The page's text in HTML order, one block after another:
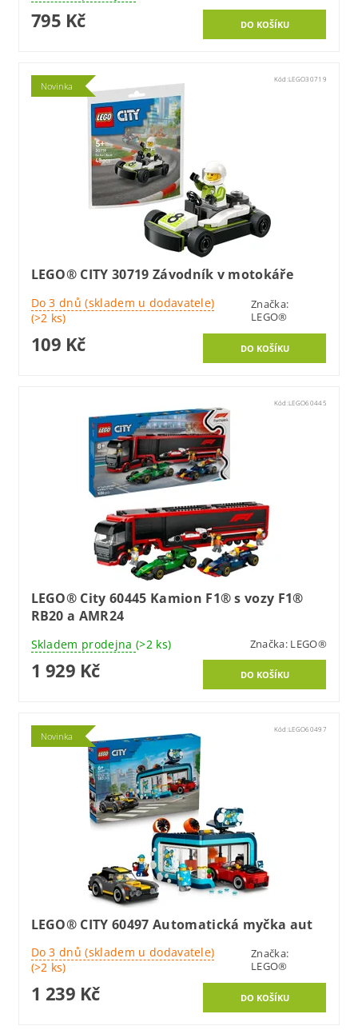
795 Kč
Novinka
Kód:LEGO30719
LEGO® CITY 30719 Závodník v motokáře
Do 3 dnů (skladem u dodavatele)
(>2 ks)
Značka:
LEGO®
109 Kč
Kód:LEGO60445
LEGO® City 60445 Kamion F1® s vozy F1®
RB20 a AMR24
Skladem prodejna (>2 ks) Značka: LEGO®
1 929 Kč
Novinka
Kód:LEGO60497
LEGO® CITY 60497 Automatická myčka aut
Do 3 dnů (skladem u dodavatele)
(>2 ks)
Značka:
LEGO®
1 239 Kč